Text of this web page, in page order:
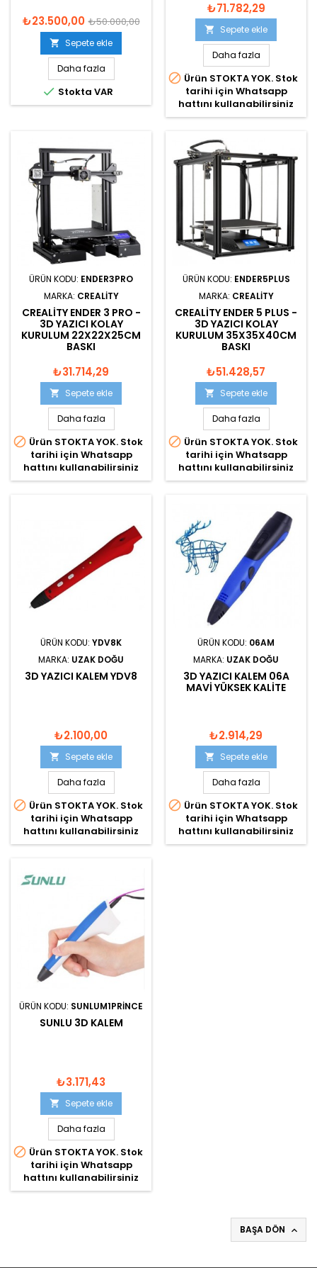
₺23.500,00 ₺50.000,00
 Sepete ekle
Daha fazla
 Stokta VAR
₺71.782,29
 Sepete ekle
Daha fazla
 Ürün STOKTA YOK. Stok
tarihi için Whatsapp
hattını kullanabilirsiniz
ÜRÜN KODU: ENDER3PRO
MARKA: CREALITY
CREALITY ENDER 3 PRO -
3D YAZICI KOLAY
KURULUM 22X22X25CM
BASKI
₺31.714,29
 Sepete ekle
Daha fazla
 Ürün STOKTA YOK. Stok
tarihi için Whatsapp
hattını kullanabilirsiniz
ÜRÜN KODU: ENDER5PLUS
MARKA: CREALITY
CREALITY ENDER 5 PLUS -
3D YAZICI KOLAY
KURULUM 35X35X40CM
BASKI
₺51.428,57
 Sepete ekle
Daha fazla
 Ürün STOKTA YOK. Stok
tarihi için Whatsapp
hattını kullanabilirsiniz
ÜRÜN KODU: YDV8K
MARKA: UZAK DOĞU
3D YAZICI KALEM YDV8
₺2.100,00
 Sepete ekle
Daha fazla
 Ürün STOKTA YOK. Stok
tarihi için Whatsapp
hattını kullanabilirsiniz
ÜRÜN KODU: 06AM
MARKA: UZAK DOĞU
3D YAZICI KALEM 06A
MAVI YÜKSEK KALITE
₺2.914,29
 Sepete ekle
Daha fazla
 Ürün STOKTA YOK. Stok
tarihi için Whatsapp
hattını kullanabilirsiniz
ÜRÜN KODU: SUNLUM1PRINCE
SUNLU 3D KALEM
₺3.171,43
 Sepete ekle
Daha fazla
 Ürün STOKTA YOK. Stok
tarihi için Whatsapp
hattını kullanabilirsiniz
BAŞA DÖN 